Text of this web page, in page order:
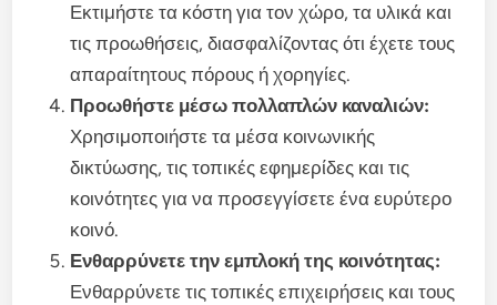
Εκτιμήστε τα κόστη για τον χώρο, τα υλικά και
τις προωθήσεις, διασφαλίζοντας ότι έχετε τους
απαραίτητους πόρους ή χορηγίες.
Προωθήστε μέσω πολλαπλών καναλιών:
Χρησιμοποιήστε τα μέσα κοινωνικής
δικτύωσης, τις τοπικές εφημερίδες και τις
κοινότητες για να προσεγγίσετε ένα ευρύτερο
κοινό.
Ενθαρρύνετε την εμπλοκή της κοινότητας:
Ενθαρρύνετε τις τοπικές επιχειρήσεις και τους